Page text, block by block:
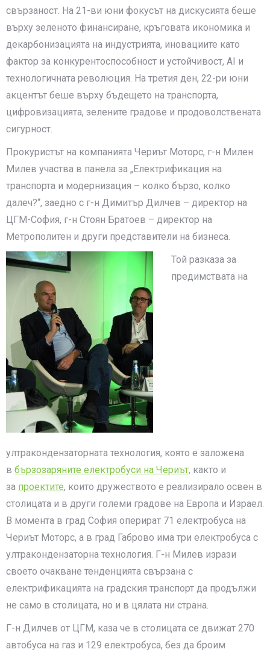
свързаност. На 21-ви юни фокусът на дискусията беше
върху зеленото финансиране, кръговата икономика и
декарбонизацията на индустрията, иновациите като
фактор за конкурентоспособност и устойчивост, AI и
технологичната революция. На третия ден, 22-ри юни
акцентът беше върху бъдещето на транспорта,
цифровизацията, зелените градове и продоволствената
сигурност.
Прокуристът на компанията Чериът Моторс, г-н Милен
Милев участва в панела за „Електрификация на
транспорта и модернизация – колко бързо, колко
далеч?“, заедно с г-н Димитър Дилчев – директор на
ЦГМ-София, г-н Стоян Братоев – директор на
Метрополитен и други представители на бизнеса.
Той разказа за
предимствата на
ултракондензаторната технология, която е заложена
в бързозаряните електробуси на Чериът, както и
за проектите, които дружеството е реализирало освен в
столицата и в други големи градове на Европа и Израел.
В момента в град София оперират 71 електробуса на
Чериът Моторс, а в град Габрово има три електробуса с
ултракондензаторна технология. Г-н Милев изрази
своето очакване тенденцията свързана с
електрификацията на градския транспорт да продължи
не само в столицата, но и в цялата ни страна.
Г-н Дилчев от ЦГМ, каза че в столицата се движат 270
автобуса на газ и 129 електробуса, без да броим